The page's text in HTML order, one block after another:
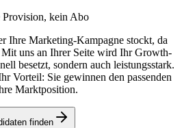
kein Abo
Ihre Marketing-Kampagne stockt, da
uns an Ihrer Seite wird Ihr Growth-
besetzt, sondern auch leistungsstark.
Vorteil: Sie gewinnen den passenden
Marktposition.
finden